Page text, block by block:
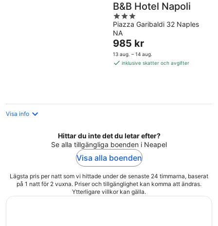
B&B Hotel Napoli
3
out
of
5
Piazza Garibaldi 32 Naples
NA
Priset
är
985 kr
985 kr
13 aug. – 14 aug.
inklusive skatter och avgifter
Visa info
Hittar du inte det du letar efter?
Se alla tillgängliga boenden i Neapel
Visa alla boenden
Lägsta pris per natt som vi hittade under de senaste 24 timmarna, baserat
på 1 natt för 2 vuxna. Priser och tillgänglighet kan komma att ändras.
Ytterligare villkor kan gälla.